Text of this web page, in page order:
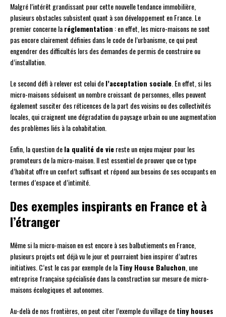
Malgré l’intérêt grandissant pour cette nouvelle tendance immobilière,
plusieurs obstacles subsistent quant à son développement en France. Le
premier concerne laréglementation : en effet, les micro-maisons ne sont
pas encore clairement définies dans le code de l’urbanisme, ce qui peut
engendrer des difficultés lors des demandes de permis de construire ou
d’installation.
Le second défi à relever est celui del’acceptation sociale . En effet, si les
micro-maisons séduisent un nombre croissant de personnes, elles peuvent
également susciter des réticences de la part des voisins ou des collectivités
locales, qui craignent une dégradation du paysage urbain ou une augmentation
des problèmes liés à la cohabitation.
Enfin, la question dela qualité de viereste un enjeu majeur pour les
promoteurs de la micro-maison. Il est essentiel de prouver que ce type
d’habitat offre un confort suffisant et répond aux besoins de ses occupants en
termes d’espace et d’intimité.
Des exemples inspirants en France et à
l’étranger
Même si la micro-maison en est encore à ses balbutiements en France,
plusieurs projets ont déjà vu le jour et pourraient bien inspirer d’autres
initiatives. C’est le cas par exemple de laTiny House Baluchon , une
entreprise française spécialisée dans la construction sur mesure de micro-
maisons écologiques et autonomes.
Au-delà de nos frontières, on peut citer l’exemple du village detiny houses